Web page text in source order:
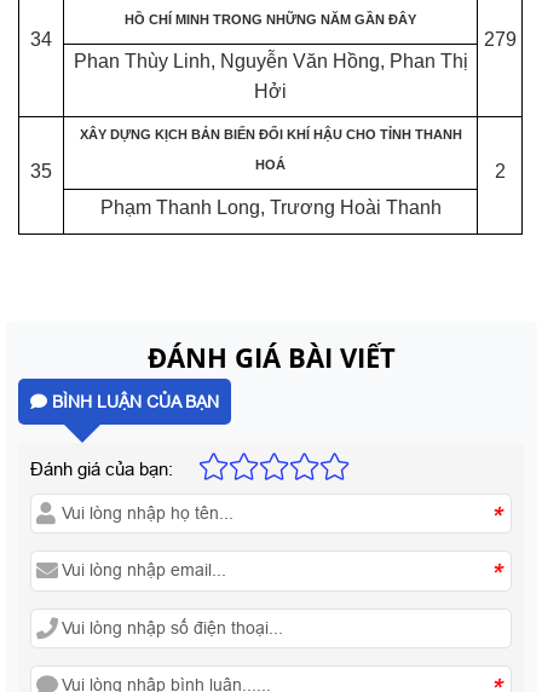
34
HỒ CHÍ MINH TRONG NHỮNG NĂM GẦN ĐÂY
279
Phan Thùy Linh, Nguyễn Văn Hồng, Phan Thị
Hởi
35
XÂY DỰNG KỊCH BẢN BIẾN ĐỔI KHÍ HẬU CHO TỈNH THANH
HOÁ
2
Phạm Thanh Long, Trương Hoài Thanh
ĐÁNH GIÁ BÀI VIẾT
BÌNH LUẬN CỦA BẠN
Đánh giá của bạn:
*
*